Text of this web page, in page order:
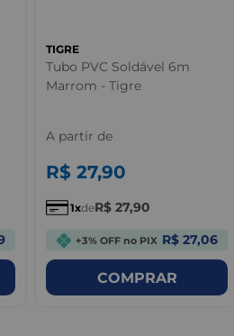
TIGRE
Tubo PVC Soldável 6m
Marrom - Tigre
A partir de
R$ 27,90
1 deR$ 27,90
+3% OFF no PIX R$ 27,06
COMPRAR